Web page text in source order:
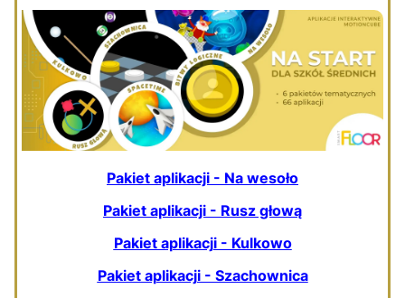
Pakiet aplikacji - Na wesoło
Pakiet aplikacji - Rusz głową
Pakiet aplikacji - Kulkowo
Pakiet aplikacji - Szachownica